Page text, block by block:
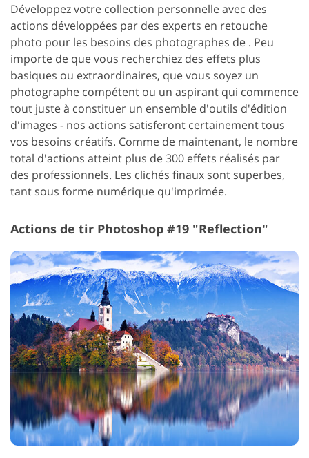
Développez votre collection personnelle avec des
actions développées par des experts en retouche
photo pour les besoins des photographes de . Peu
importe de que vous recherchiez des effets plus
basiques ou extraordinaires, que vous soyez un
photographe compétent ou un aspirant qui commence
tout juste à constituer un ensemble d'outils d'édition
d'images - nos actions satisferont certainement tous
vos besoins créatifs. Comme de maintenant, le nombre
total d'actions atteint plus de 300 effets réalisés par
des professionnels. Les clichés finaux sont superbes,
tant sous forme numérique qu'imprimée.
Actions de tir Photoshop #19 "Reflection"